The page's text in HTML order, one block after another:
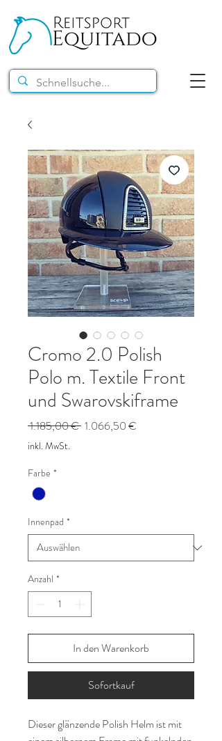
Cromo 2.0 Polish
Polo m. Textile Front
und Swarovskiframe
1.185,00 € Standardpreis
1.066,50 €
inkl. MwSt.
Farbe *
Innenpad *
Anzahl *
In den Warenkorb
Sofortkauf
Dieser glänzende Polish Helm ist mit